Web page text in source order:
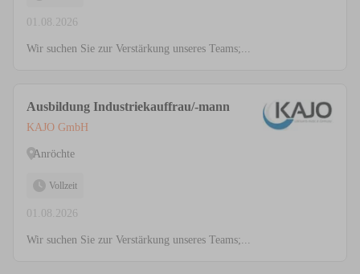
01.08.2026
Wir suchen Sie zur Verstärkung unseres Teams;...
Ausbildung Industriekauffrau/-mann
KAJO GmbH
Anröchte
Vollzeit
01.08.2026
Wir suchen Sie zur Verstärkung unseres Teams;...